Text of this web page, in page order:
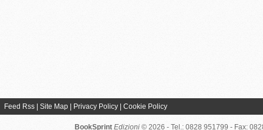
Feed Rss Site Map Privacy Policy Cookie Policy
BookSprint Edizioni © 2026 - Tel.: 0828 951799 - Fax: